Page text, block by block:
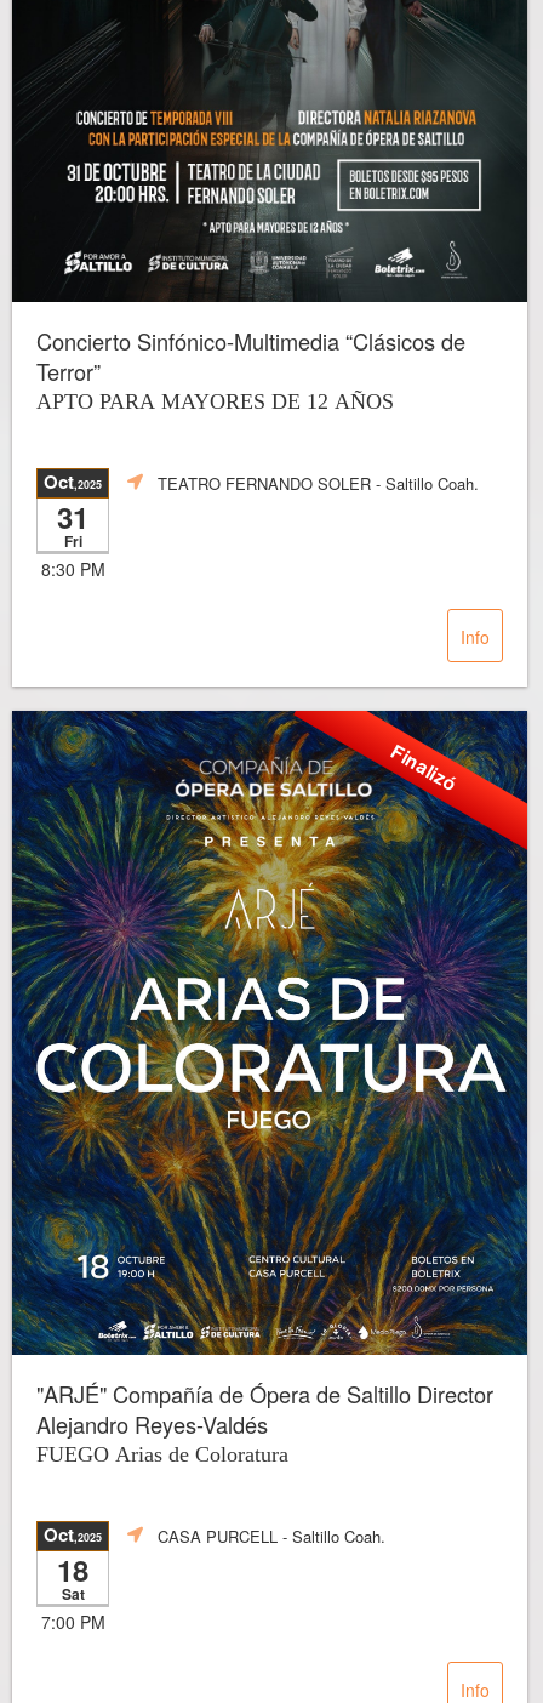
Concierto Sinfónico-Multimedia “Clásicos de
Terror”
APTO PARA MAYORES DE 12 AÑOS
Oct,2025
31
Fri
8:30 PM
TEATRO FERNANDO SOLER - Saltillo Coah.
Info
Finalizó
"ARJÉ" Compañía de Ópera de Saltillo Director
Alejandro Reyes-Valdés
FUEGO Arias de Coloratura
Oct,2025
18
Sat
7:00 PM
CASA PURCELL - Saltillo Coah.
Info